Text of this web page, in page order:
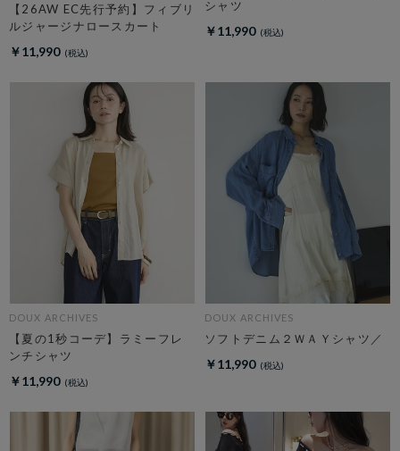
【26AW EC先行予約】フィブリ
ルジャージナロースカート
￥11,990
シャツ
￥11,990
DOUX ARCHIVES
【夏の1秒コーデ】ラミーフレ
ンチシャツ
￥11,990
DOUX ARCHIVES
ソフトデニム２ＷＡＹシャツ／
￥11,990